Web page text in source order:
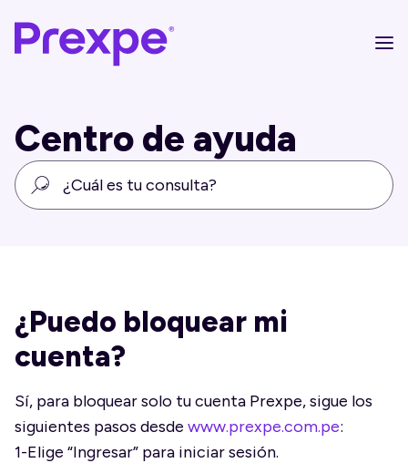
Centro de ayuda
¿Puedo bloquear mi
cuenta?
Sí, para bloquear solo tu cuenta Prexpe, sigue los
siguientes pasos desde www.prexpe.com.pe:
1-Elige “Ingresar” para iniciar sesión.